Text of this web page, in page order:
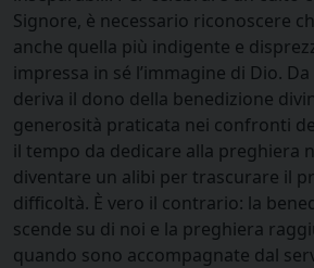
Signore, è necessario riconoscere
anche quella più indigente e
impressa in sé l’immagine di Dio.
deriva il dono della benedizione
generosità praticata nei confronti
il tempo da dedicare alla preghiera
diventare un alibi per trascurare il
difficoltà. È vero il contrario: la
scende su di noi e la preghiera
quando sono accompagnate dal